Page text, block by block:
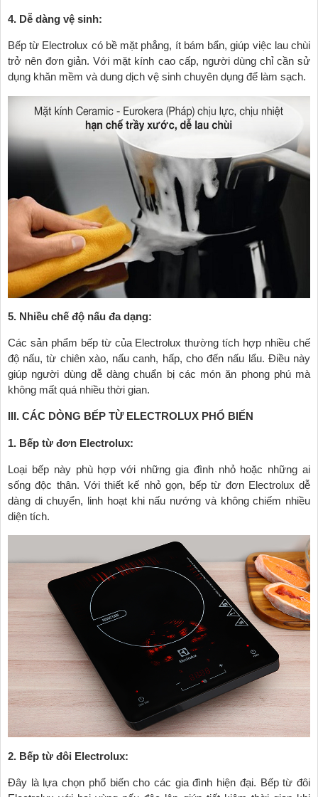
4. Dễ dàng vệ sinh:
Bếp từ Electrolux có bề mặt phẳng, ít bám bẩn, giúp việc lau chùi
trở nên đơn giản. Với mặt kính cao cấp, người dùng chỉ cần sử
dụng khăn mềm và dung dịch vệ sinh chuyên dụng để làm sạch.
5. Nhiều chế độ nấu đa dạng:
Các sản phẩm bếp từ của Electrolux thường tích hợp nhiều chế
độ nấu, từ chiên xào, nấu canh, hấp, cho đến nấu lẩu. Điều này
giúp người dùng dễ dàng chuẩn bị các món ăn phong phú mà
không mất quá nhiều thời gian.
III. CÁC DÒNG BẾP TỪ ELECTROLUX PHỔ BIẾN
1. Bếp từ đơn Electrolux:
Loại bếp này phù hợp với những gia đình nhỏ hoặc những ai
sống độc thân. Với thiết kế nhỏ gọn, bếp từ đơn Electrolux dễ
dàng di chuyển, linh hoạt khi nấu nướng và không chiếm nhiều
diện tích.
2. Bếp từ đôi Electrolux:
Đây là lựa chọn phổ biến cho các gia đình hiện đại. Bếp từ đôi